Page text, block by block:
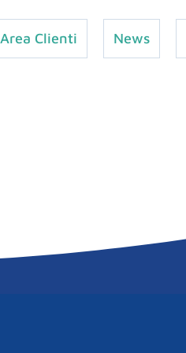
Area Clienti News